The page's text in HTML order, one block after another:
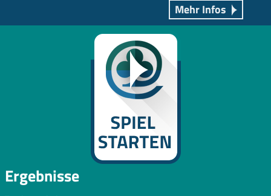
Mehr Infos
Ergebnisse